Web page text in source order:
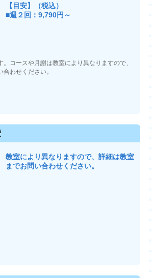
【目安】（税込）
■週２回：9,790円～
。コースや月謝は教室により異なりますので、
わせください。
教室により異なりますので、詳細は教室
までお問い合わせください。